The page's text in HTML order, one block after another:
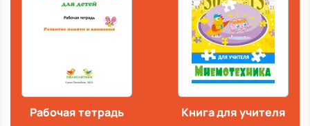
Книга для учителя
Рабочая тетрадь